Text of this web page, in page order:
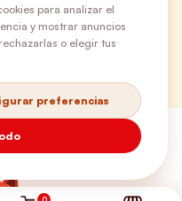
Gratispara analizar el
y mostrar anuncios
o elegir tus
preferencias